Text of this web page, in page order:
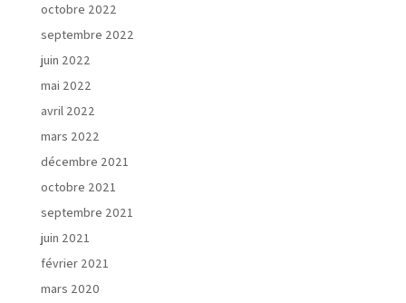
octobre 2022
septembre 2022
juin 2022
mai 2022
avril 2022
mars 2022
décembre 2021
octobre 2021
septembre 2021
juin 2021
février 2021
mars 2020